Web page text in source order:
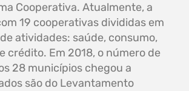
Cooperativa. Atualmente, a
19 cooperativas divididas em
atividades: saúde, consumo,
crédito. Em 2018, o número de
28 municípios chegou a
são do Levantamento